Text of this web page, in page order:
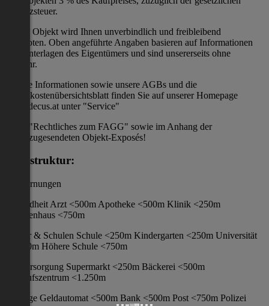
Umsatzsteuer.
Dieses Objekt wird Ihnen unverbindlich und freibleibend
angeboten. Oben angeführte Angaben basieren auf Informationen
und Unterlagen des Eigentümers und sind unsererseits ohne
Gewähr.
Nähere Informationen sowie unsere AGBs und die
Nebenkostenübersichtsblatt finden Sie auf unserer Homepage
www.decus.at unter "Service"
"Rechtliches zum FAGG" sowie im Anhang der
zugesendeten Objekt-Exposés!
Infrastruktur:
/ Entfernungen
Gesundheit Arzt <500m Apotheke <500m Klinik <250m
Krankenhaus <750m
Kinder & Schulen Schule <250m Kindergarten <250m Universität
<1.000m Höhere Schule <750m
Nahversorgung Supermarkt <250m Bäckerei <500m
Einkaufszentrum <1.250m
Sonstige Geldautomat <500m Bank <500m Post <750m Polizei